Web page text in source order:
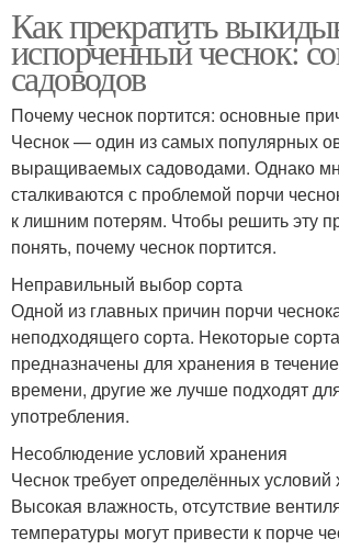
Как прекратить
испорченный чеснок:
садоводов
Почему чеснок портится: основные
Чеснок — один из самых популярных
выращиваемых садоводами. Однако
сталкиваются с проблемой порчи
к лишним потерям. Чтобы решить эту
понять, почему чеснок портится.
Неправильный выбор сорта
Одной из главных причин порчи
неподходящего сорта. Некоторые
предназначены для хранения в
времени, другие же лучше подходят
употребления.
Несоблюдение условий хранения
Чеснок требует определённых условий
Высокая влажность, отсутствие
температуры могут привести к порче